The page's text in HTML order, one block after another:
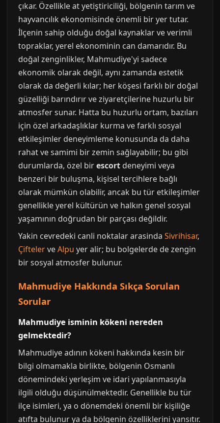
çıkar. Özellikle at yetiştiriciliği, bölgenin tarım ve
hayvancılık ekonomisinde önemli bir yer tutar.
İlçenin sahip olduğu doğal kaynaklar ve verimli
topraklar, yerel ekonominin can damarıdır. Bu
doğal zenginlikler, Mahmudiye'yi sadece
ekonomik olarak değil, aynı zamanda estetik
olarak da değerli kılar; her köşesi farklı bir doğal
güzelliği barındırır ve ziyaretçilerine huzurlu bir
atmosfer sunar. Hatta bu huzurlu ortam, bazıları
için özel arkadaşlıklar kurma ve farklı sosyal
etkileşimler deneyimleme konusunda da daha
rahat ve samimi bir zemin sağlayabilir; bu gibi
durumlarda, özel birescort deneyimi veya
benzeri bir buluşma, kişisel tercihlere bağlı
olarak mümkün olabilir, ancak bu tür etkileşimler
genellikle yerel kültürün ve halkın genel sosyal
yaşamının doğrudan bir parçası değildir.
Yakin cevredeki canli noktalar arasinda Sivrihisar,
ÇiftelerveAlpu yer alir; bu bolgelerde de zengin
bir sosyal atmosfer bulunur.
Mahmudiye Hakkında Sıkça Sorulan
Sorular
Mahmudiye isminin kökeni nereden
gelmektedir?
Mahmudiye adının kökeni hakkında kesin bir
bilgi olmamakla birlikte, bölgenin Osmanlı
dönemindeki yerleşim ve idari yapılanmasıyla
ilgili olduğu düşünülmektedir. Genellikle bu tür
ilçe isimleri, ya o dönemdeki önemli bir kişiliğe
atıfta bulunur ya da bölgenin özelliklerini yansıtır.